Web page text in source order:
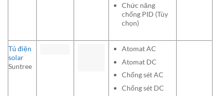
Chức năng
chống PID (Tùy
chọn)
Tủ điện
solar
Suntree
Atomat AC
Atomat DC
Chống sét AC
Chống sét DC